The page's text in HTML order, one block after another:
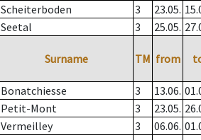
Scheiterboden 3 23.05.
Seetal 3 25.05.
Surname TM from
Bonatchiesse 3 13.06.
Petit-Mont 3 23.05.
Vermeilley 3 06.06.